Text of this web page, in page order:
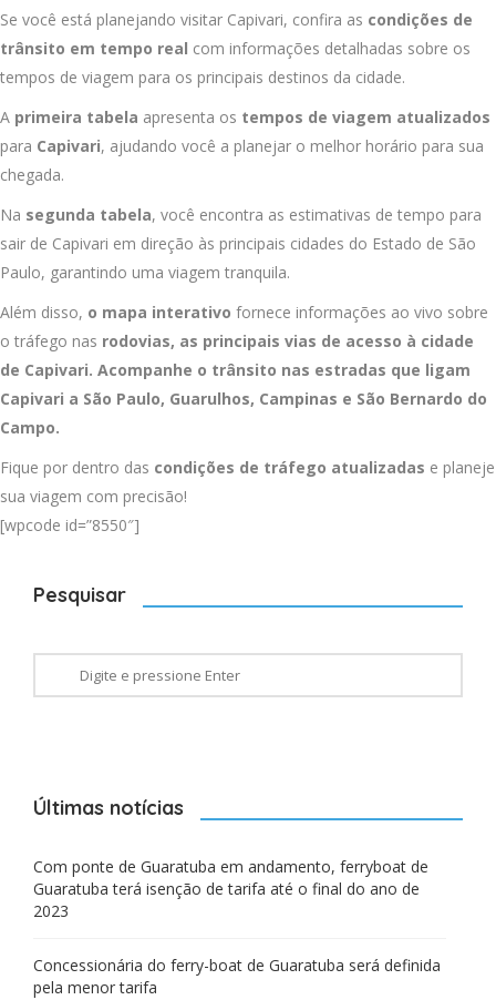
Se você está planejando visitar Capivari, confira as condições de
trânsito em tempo real com informações detalhadas sobre os
tempos de viagem para os principais destinos da cidade.
A primeira tabela apresenta os tempos de viagem atualizados
para Capivari, ajudando você a planejar o melhor horário para sua
chegada.
Na segunda tabela, você encontra as estimativas de tempo para
sair de Capivari em direção às principais cidades do Estado de São
Paulo, garantindo uma viagem tranquila.
Além disso, o mapa interativo fornece informações ao vivo sobre
o tráfego nas rodovias, as principais vias de acesso à cidade
de Capivari. Acompanhe o trânsito nas estradas que ligam
Capivari a São Paulo, Guarulhos, Campinas e São Bernardo do
Campo.
Fique por dentro das condições de tráfego atualizadas e planeje
sua viagem com precisão!
[wpcode id=”8550″]
Pesquisar
Últimas notícias
Com ponte de Guaratuba em andamento, ferryboat de
Guaratuba terá isenção de tarifa até o final do ano de
2023
Concessionária do ferry-boat de Guaratuba será definida
pela menor tarifa